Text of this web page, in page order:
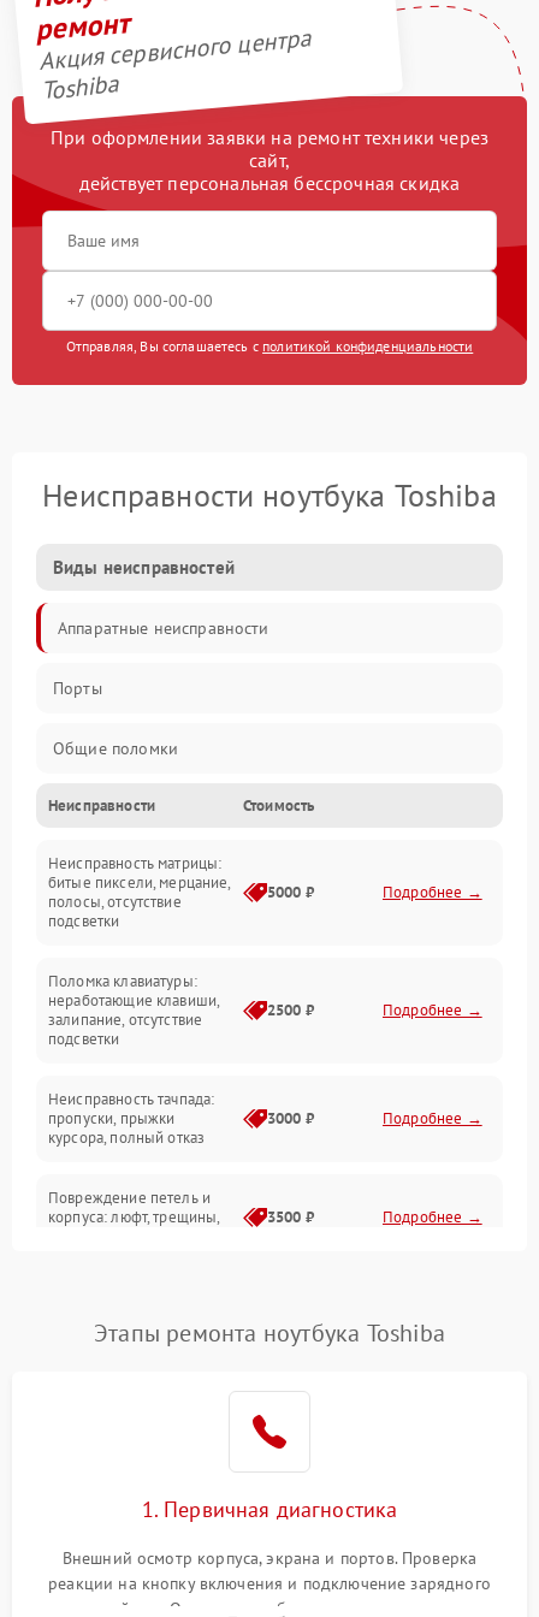
ремонт
Акция сервисного центра
Toshiba
При оформлении заявки на ремонт техники через
сайт,
действует персональная бессрочная скидка
Отправляя, Вы соглашаетесь с политикой конфиденциальности
Неисправности ноутбука Toshiba
Виды неисправностей
Аппаратные неисправности
Порты
Общие поломки
Устройства
Программные ошибки
Электрические и системные сбои
Интерфейсные проблемы
Батарея
Сеть и интернет
Неисправности Стоимость
Неисправность матрицы:
битые пиксели, мерцание,
полосы, отсутствие
подсветки
5000 ₽ Подробнее →
Поломка клавиатуры:
неработающие клавиши,
залипание, отсутствие
подсветки
2500 ₽ Подробнее →
Неисправность тачпада:
пропуски, прыжки
курсора, полный отказ
3000 ₽ Подробнее →
Повреждение петель и
корпуса: люфт, трещины,
3500 ₽ Подробнее →
невозможность зарядки,
2500 ₽ Подробнее →
2000 ₽
Перегрев из‑за пыли,
неисправности кулера
Выход из строя SSD или
Этапы ремонта ноутбука Toshiba
1. Первичная диагностика
Внешний осмотр корпуса, экрана и портов. Проверка
реакции на кнопку включения и подключение зарядного
устройства. Оценка потребления тока с помощью